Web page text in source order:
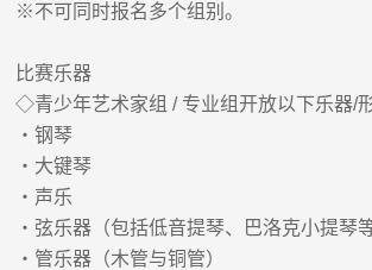
※不可同时报名多个组别。
比赛乐器
◇青少年艺术家组 / 专业组开放以下乐器/
・钢琴
・大键琴
・声乐
・弦乐器（包括低音提琴、巴洛克小提琴
・管乐器（木管与铜管）